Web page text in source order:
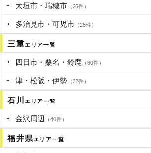
大垣市・瑞穂市 （26件）
多治見市・可児市 （25件）
三重エリア一覧
四日市・桑名・鈴鹿 （60件）
津・松阪・伊勢 （32件）
石川エリア一覧
金沢周辺 （40件）
福井県エリア一覧